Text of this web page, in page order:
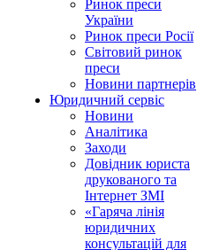
Ринок преси
України
Ринок преси Росії
Світовий ринок
преси
Новини партнерів
Юридичний сервіс
Новини
Аналітика
Заходи
Довідник юриста
друкованого та
Інтернет ЗМІ
«Гаряча лінія
юридичних
консультацій для